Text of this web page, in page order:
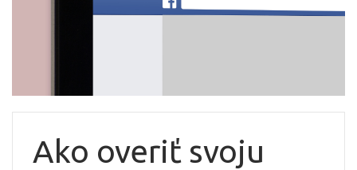
Ako overiť svoju